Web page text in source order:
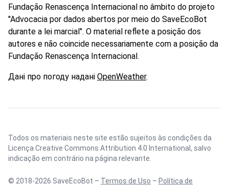
Fundação Renascença Internacional no âmbito do projeto
"Advocacia por dados abertos por meio do SaveEcoBot
durante a lei marcial". O material reflete a posição dos
autores e não coincide necessariamente com a posição da
Fundação Renascença Internacional.
Дані про погоду надані OpenWeather.
Todos os materiais neste site estão sujeitos às condições da
Licença Creative Commons Attribution 4.0 International , salvo
indicação em contrário na página relevante.
© 2018-2026 SaveEcoBot – Termos de Uso – Política de